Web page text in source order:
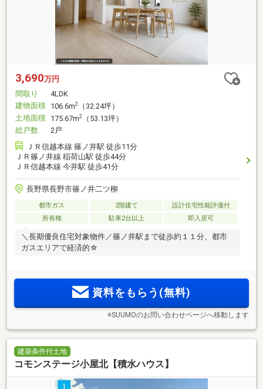
3,690万円
間取り
4LDK
建物面積 106.6m2
（32.24坪）
土地面積 175.67m2
（53.13坪）
総戸数
2戸
ＪＲ信越本線 篠ノ井駅 徒歩11分
ＪＲ篠ノ井線 稲荷山駅 徒歩44分
ＪＲ信越本線 今井駅 徒歩41分
長野県長野市篠ノ井二ツ柳
都市ガス 2階建て
設計住宅性能評価付
所有権
駐車2台以上 即入居可
＼長期優良住宅対象物件／篠ノ井駅まで徒歩約１１分、都市
ガスエリアで経済的☆
資料をもらう(無料)
※SUUMOのお問い合わせページへ移動します
建築条件付土地
コモンステージ小屋北【積水ハウス】